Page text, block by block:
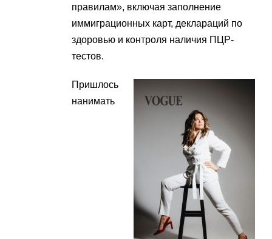
правилам», включая заполнение
иммиграционных карт, деклараций по
здоровью и контроля наличия ПЦР-
тестов.
Пришлось
нанимать